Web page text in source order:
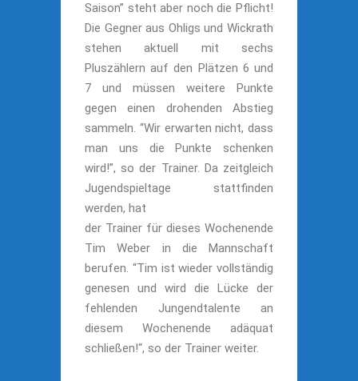
Saison” steht aber noch die Pflicht!
Die Gegner aus Ohligs und Wickrath
stehen aktuell mit sechs
Pluszählern auf den Plätzen 6 und
7 und müssen weitere Punkte
gegen einen drohenden Abstieg
sammeln. “Wir erwarten nicht, dass
man uns die Punkte schenken
wird!”, so der Trainer. Da zeitgleich
Jugendspieltage stattfinden
werden, hat
der Trainer für dieses Wochenende
Tim Weber in die Mannschaft
berufen. “Tim ist wieder vollständig
genesen und wird die Lücke der
fehlenden Jungendtalente an
diesem Wochenende adäquat
schließen!“, so der Trainer weiter.